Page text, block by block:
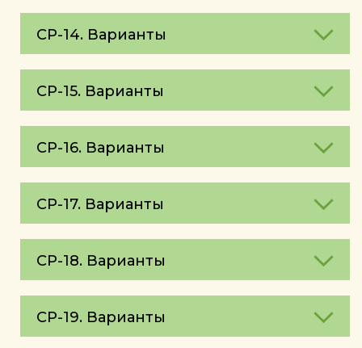
СР-14. Варианты
СР-15. Варианты
СР-16. Варианты
СР-17. Варианты
СР-18. Варианты
СР-19. Варианты